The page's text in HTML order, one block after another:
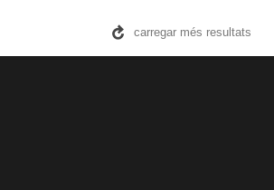
carregar més resultats